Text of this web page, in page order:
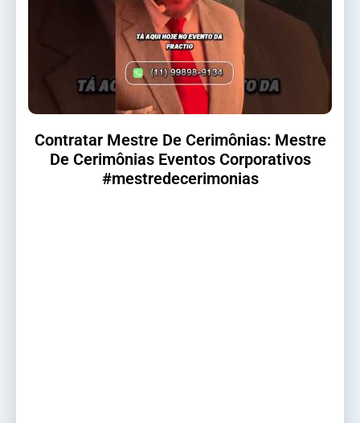
Contratar Mestre De Cerimônias: Mestre
De Cerimônias Eventos Corporativos
#mestredecerimonias